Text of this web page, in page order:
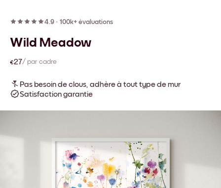
4.9 · 100k+ évaluations
Wild Meadow
€27/ par cadre
Pas besoin de clous, adhère à tout type de mur
Satisfaction garantie